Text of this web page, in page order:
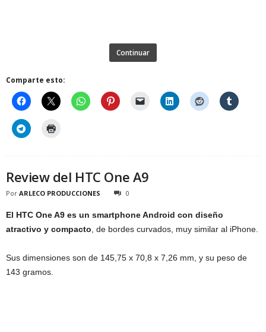
Continuar
Comparte esto:
Review del HTC One A9
Por ARLECO PRODUCCIONES 0
El HTC One A9 es un smartphone Android con diseño
atractivo y compacto, de bordes curvados, muy similar al iPhone.
Sus dimensiones son de 145,75 x 70,8 x 7,26 mm, y su peso de
143 gramos.